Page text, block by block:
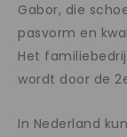
Gabor, die
pasvorm en
Het
wordt door de
In Nederland